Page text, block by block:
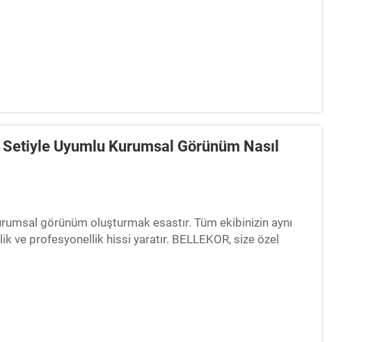
Uyumlu Kurumsal Görünüm Nasıl
görünüm oluşturmak esastır. Tüm ekibinizin aynı
ve profesyonellik hissi yaratır. BELLEKOR, size özel